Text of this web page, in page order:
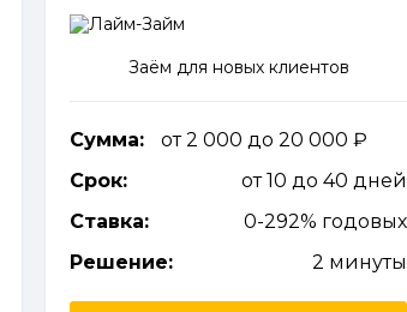
Заём для новых клиентов
Сумма:
от 2 000 до 20 000
Срок:
от 10 до 40 дней
Ставка:
0-292% годовых
Решение:
2 минуты